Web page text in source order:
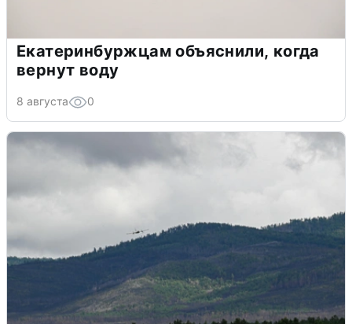
Екатеринбуржцам объяснили, когда
вернут воду
8 августа 0